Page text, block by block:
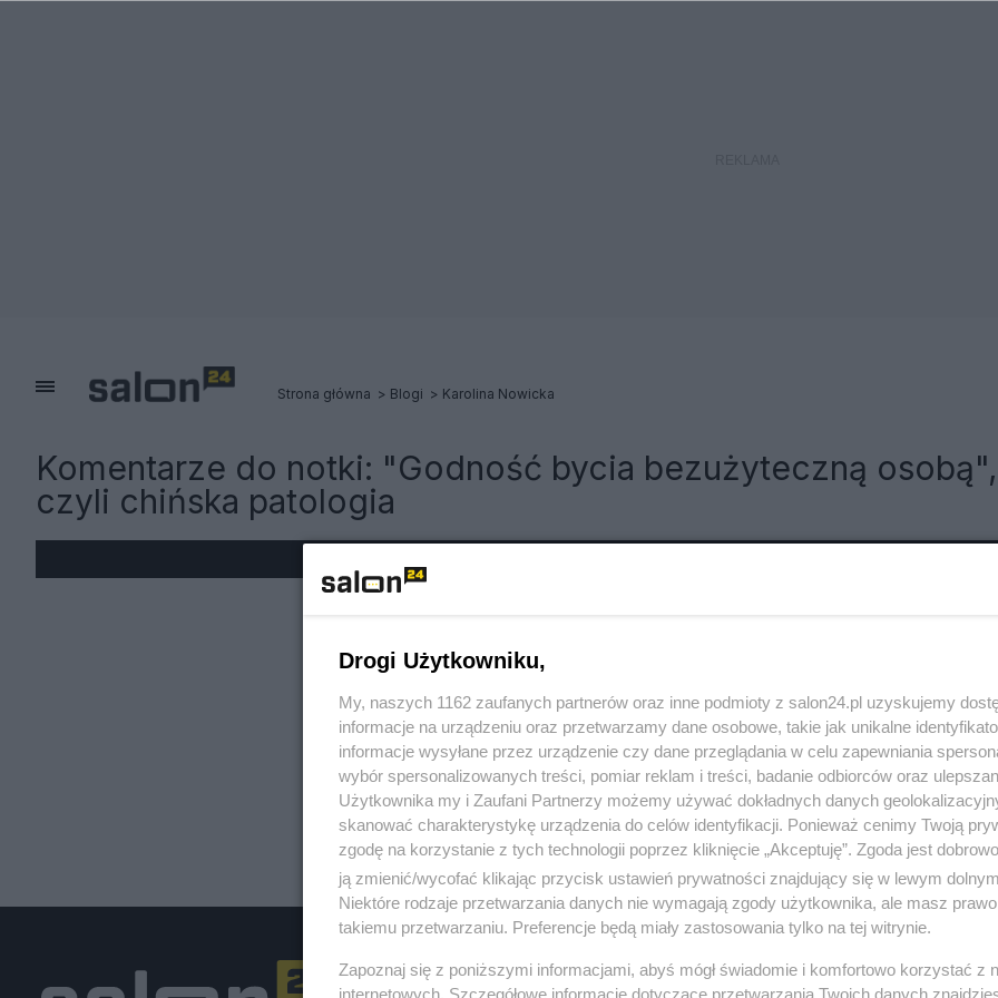
Strona główna Blogi Karolina Nowicka
Komentarze do notki: "Godność bycia bezużyteczną osobą",
czyli chińska patologia
Polityka Gospodarka
Drogi Użytkowniku,
My, naszych 1162 zaufanych partnerów oraz inne podmioty z salon24.pl uzyskujemy
informacje na urządzeniu oraz przetwarzamy dane osobowe, takie jak unikalne
informacje wysyłane przez urządzenie czy dane przeglądania w celu zapewniania
wybór spersonalizowanych treści, pomiar reklam i treści, badanie odbiorców oraz
Użytkownika my i Zaufani Partnerzy możemy używać dokładnych danych
skanować charakterystykę urządzenia do celów identyfikacji. Ponieważ cenimy Twoją
zgodę na korzystanie z tych technologii poprzez kliknięcie „Akceptuję”. Zgoda jest
ją zmienić/wycofać klikając przycisk ustawień prywatności znajdujący się w lewym
Niektóre rodzaje przetwarzania danych nie wymagają zgody użytkownika, ale masz
takiemu przetwarzaniu. Preferencje będą miały zastosowania tylko na tej witrynie.
Zapoznaj się z poniższymi informacjami, abyś mógł świadomie i komfortowo korzystać z
internetowych. Szczegółowe informacje dotyczące przetwarzania Twoich danych